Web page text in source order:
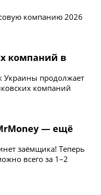
компанию 2026
компаний в
Украины продолжает
компаний
— ещё
заёмщика! Теперь
всего за 1–2